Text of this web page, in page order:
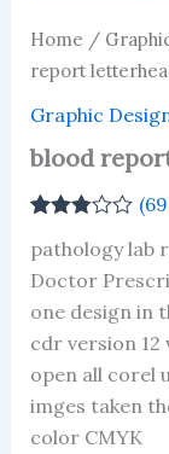
Home /
report
Graphic
blood
2.80
out of
5
based
customer
ratings
(69
pathology lab
Doctor
one design in
cdr version
open all corel
imges taken
color CMYK